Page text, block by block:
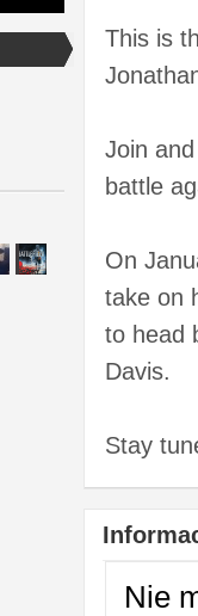
This is
Join
battle
On
take on
to head
Davis.
Stay
Nie